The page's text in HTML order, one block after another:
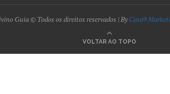
Guia © Todos os direitos reservados | ByCasa9
VOLTAR AO TOPO